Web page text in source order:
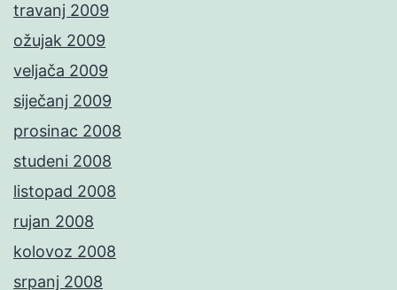
travanj 2009
ožujak 2009
veljača 2009
siječanj 2009
prosinac 2008
studeni 2008
listopad 2008
rujan 2008
kolovoz 2008
srpanj 2008